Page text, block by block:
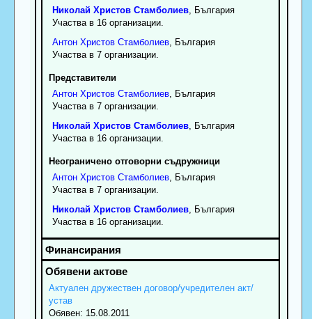
Николай Христов Стамболиев, България
Участва в 16 организации.
Антон Христов Стамболиев, България
Участва в 7 организации.
Представители
Антон Христов Стамболиев, България
Участва в 7 организации.
Николай Христов Стамболиев, България
Участва в 16 организации.
Неограничено отговорни съдружници
Антон Христов Стамболиев, България
Участва в 7 организации.
Николай Христов Стамболиев, България
Участва в 16 организации.
Актуален дружествен договор/учредителен акт/
устав
Обявен: 15.08.2011